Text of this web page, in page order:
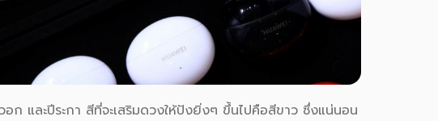
ก และปีระกา สีที่จะเสริมดวงให้ปังยิ่งๆ ขึ้นไปคือสีขาว ซึ่งแน่นอน